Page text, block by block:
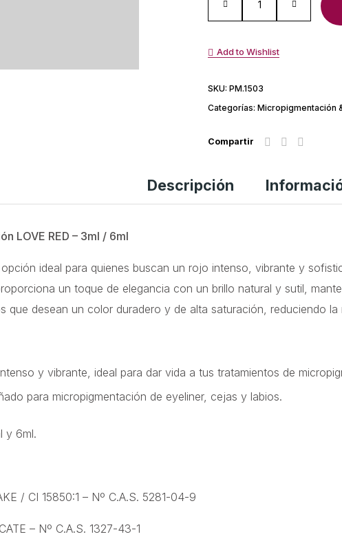
Add to Wishlist
SKU: PM.1503
Categorías: Micropigmentación
Compartir
Descripción
LOVE RED – 3ml / 6ml
opción ideal para quienes buscan un rojo intenso, vibrante y
un toque de elegancia con un brillo natural y sutil,
que desean un color duradero y de alta saturación, reduciendo la
y vibrante, ideal para dar vida a tus tratamientos de
para micropigmentación de eyeliner, cejas y labios.
y 6ml.
/ CI 15850:1 – Nº C.A.S. 5281-04-9
– Nº C.A.S. 1327-43-1